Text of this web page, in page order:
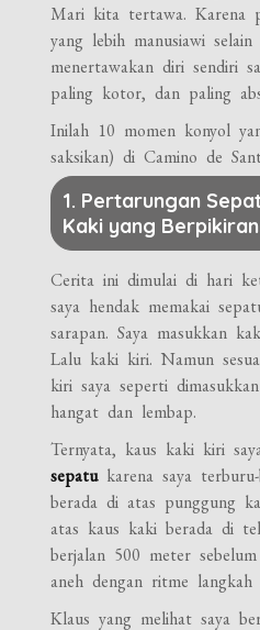
Mari kita tertawa. Karena
yang lebih manusiawi
menertawakan diri sendiri
paling kotor, dan paling
Inilah 10 momen konyol
saksikan) di Camino de
1. Pertarungan
Kaki yang
Cerita ini dimulai di hari
saya hendak memakai
sarapan. Saya masukkan
Lalu kaki kiri. Namun
kiri saya seperti
hangat dan lembap.
Ternyata, kaus kaki kiri
sepatukarena saya
berada di atas punggung
atas kaus kaki berada di
berjalan 500 meter
aneh dengan ritme langkah
Klaus yang melihat saya